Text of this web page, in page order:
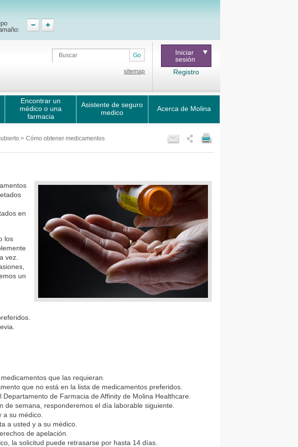
Go
sitemap
Iniciar
sesión
Registro
Encontrar un
médico o una
farmacia
Asistente de seguro
medico
Acerca de Molina
> Cómo obtener medicamentos
en
los
vez.
un
que las requieran.
que no está en la lista de medicamentos preferidos.
de Farmacia de Affinity de Molina Healthcare.
de semana, responderemos el día laborable siguiente.
a su médico.
a usted y a su médico.
de apelación.
la solicitud puede retrasarse por hasta 14 días.